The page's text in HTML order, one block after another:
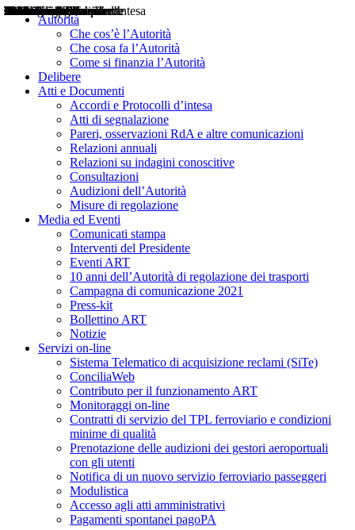
Autorità
Che cos’è l’Autorità
Che cosa fa l’Autorità
Come si finanzia l’Autorità
Delibere
Atti e Documenti
Accordi e Protocolli d’intesa
Atti di segnalazione
Pareri, osservazioni RdA e altre comunicazioni
Relazioni annuali
Relazioni su indagini conoscitive
Consultazioni
Audizioni dell’Autorità
Misure di regolazione
Media ed Eventi
Comunicati stampa
Interventi del Presidente
Eventi ART
10 anni dell’Autorità di regolazione dei trasporti
Campagna di comunicazione 2021
Press-kit
Bollettino ART
Notizie
Servizi on-line
Sistema Telematico di acquisizione reclami (SiTe)
ConciliaWeb
Contributo per il funzionamento ART
Monitoraggi on-line
Contratti di servizio del TPL ferroviario e condizioni
minime di qualità
Prenotazione delle audizioni dei gestori aeroportuali
con gli utenti
Notifica di un nuovo servizio ferroviario passeggeri
Modulistica
Accesso agli atti amministrativi
Pagamenti spontanei pagoPA
Delibere
Pareri
Consultazioni
Audizioni
Atti di Segnalazione
Accordi e Protocolli d'Intesa
Relazioni annuali
Misure di regolazione
Notizie
Comunicati Stampa
Bollettini ART
Convegni ART
Interviste del Presidente
Articoli in primo piano
Interventi del Presidente
2004
2005
2010
2013
2014
2015
2016
2017
2018
2019
202
2020
2021
2022
2023
2024
2025
2026
Aereo
Marittimo
Terrestre